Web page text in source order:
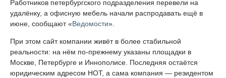
Работников петербургского подразделения перевели на
удалёнку, а офисную мебель начали распродавать ещё в
июне, сообщают «Ведомости».
При этом сайт компании живёт в более стабильной
реальности: на нём по-прежнему указаны площадки в
Москве, Петербурге и Иннополисе. Последняя остаётся
юридическим адресом НОТ, а сама компания — резидентом